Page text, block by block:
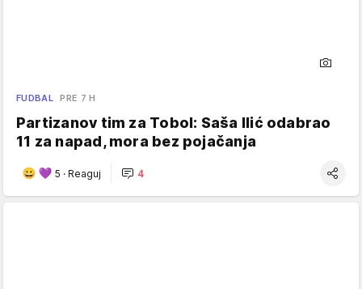
FUDBAL PRE 7 H
Partizanov tim za Tobol: Saša Ilić odabrao
11 za napad, mora bez pojačanja
5 · Reaguj 4